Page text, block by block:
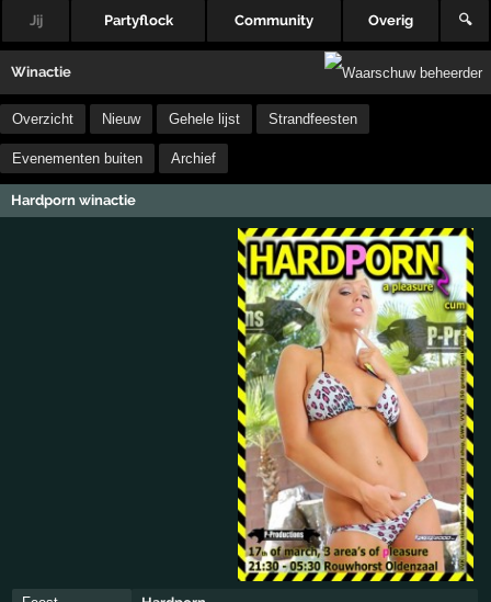
Jij Partyflock Community Overig 🔍
Winactie
Overzicht Nieuw Gehele lijst Strandfeesten
Evenementen buiten Archief
Hardporn winactie